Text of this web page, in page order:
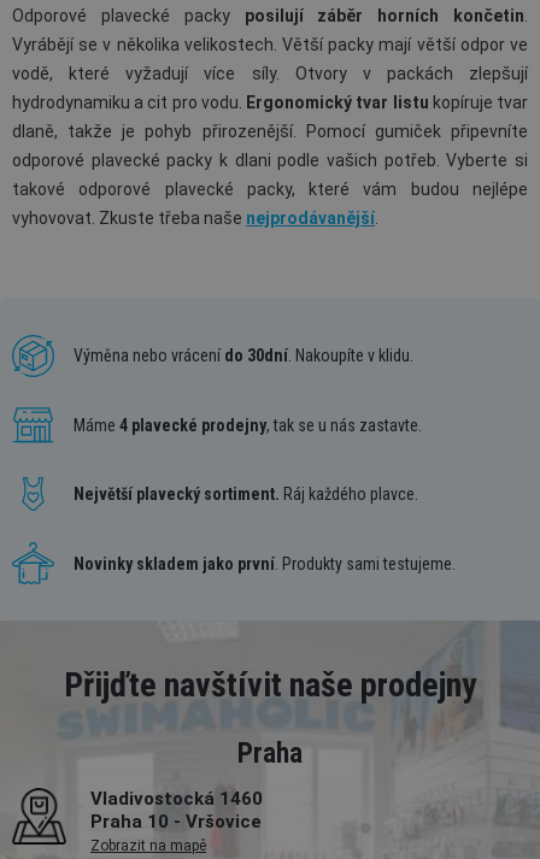
Odporové plavecké packy posilují záběr horních končetin
Vyrábějí se v několika velikostech. Větší packy mají větší odpor ve
vodě, které vyžadují více síly. Otvory v packách zlepšují
hydrodynamiku a cit pro vodu. Ergonomický tvar listu kopíruje tvar
dlaně, takže je pohyb přirozenější. Pomocí gumiček připevníte
odporové plavecké packy k dlani podle vašich potřeb. Vyberte si
takové odporové plavecké packy, které vám budou nejlépe
vyhovovat. Zkuste třeba naše nejprodávanější
Výměna nebo vrácení do 30dní . Nakoupíte v klidu.
Máme 4 plavecké prodejny, tak se u nás zastavte.
Největší plavecký sortiment. Ráj každého plavce.
Novinky skladem jako první . Produkty sami testujeme.
Přijďte navštívit naše prodejny
Praha
Vladivostocká 1460
Praha 10 - Vršovice
Zobrazit na mapě